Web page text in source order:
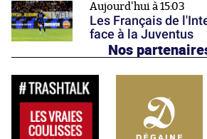
Aujourd'hui à 15:03
Les Français de
face à la Juventus
Nos